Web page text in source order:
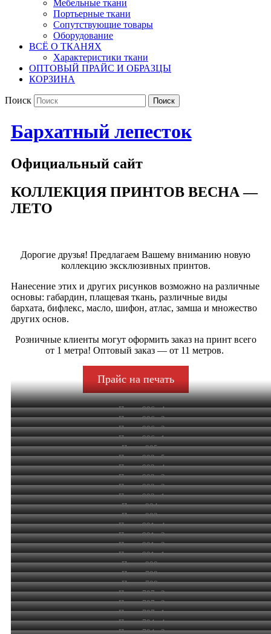
Мебельные ткани
Портьерные ткани
Сопутствующие товары
Оборудование
ВСЁ О ТКАНЯХ
Характеристики ткани
ОПТОВЫЙ ПРАЙС И ОБРАЗЦЫ
КОРЗИНА
Поиск
Бархатный лепесток
Официальный сайт
КОЛЛЕКЦИЯ ПРИНТОВ ВЕСНА —
ЛЕТО
Дорогие друзья! Предлагаем Вашему вниманию новую
коллекцию эксклюзивных принтов.
Нанесение этих и других рисунков возможно на различные
основы: габардин, плащевая ткань, различные виды
бархата, бифлекс, масло, шифон, атлас, замша и множество
других основ.
Розничные клиенты могут оформить заказ на принт всего
от 1 метра! Оптовый заказ — от 11 метров.
Прайс на печать
Принт 806э-4
Принт 806э-3
Принт 806э-2
Принт 806э-1
Принт 805э
Принт 803э-5
Принт 803э-4
Принт 803э-3
Принт 803э-2
Принт 803э-1
Принт 804э
Принт 802э
Принт 801э-4
Принт 801э-3
Принт 801э-2
Принт 801э-1
Принт 800э
Принт 799э
Принт 798э
Принт 797э-3
Принт 797э-2
Принт 797э-1
Принт 794э-4
Принт 794э-3